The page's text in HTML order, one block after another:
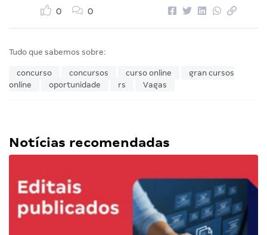
0 0
Tudo que sabemos sobre:
concurso concursos curso online
gran cursos
online
oportunidade rs Vagas
Notícias recomendadas